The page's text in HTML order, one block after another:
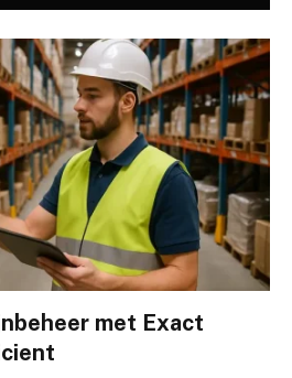
met Exact